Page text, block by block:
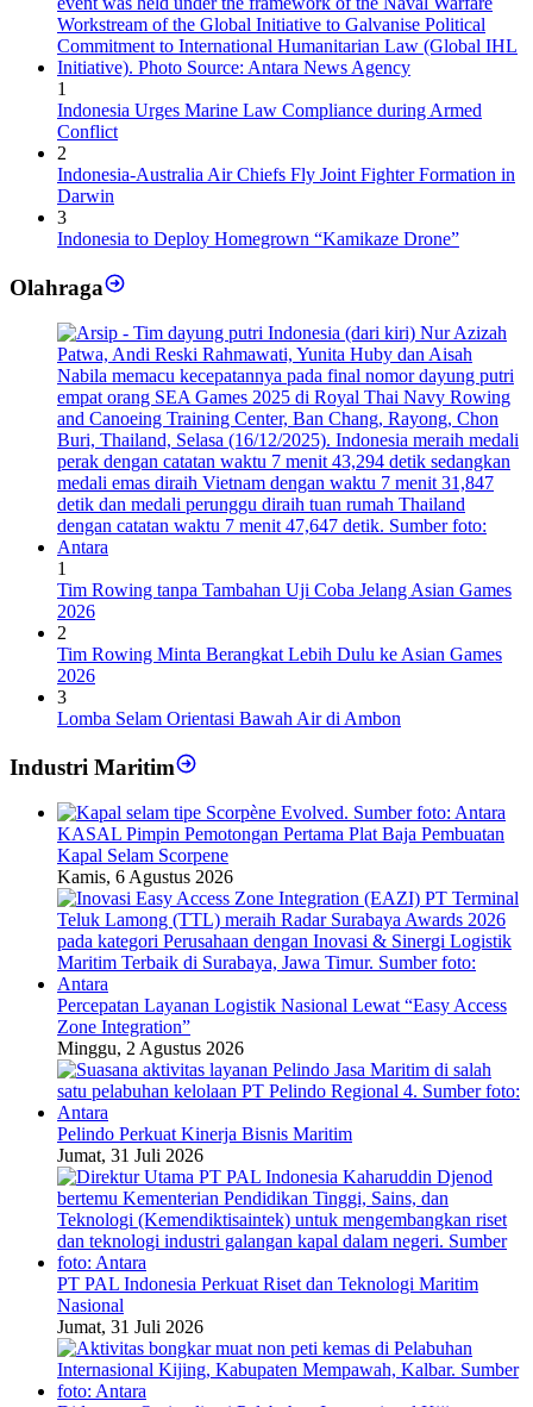
1
Indonesia Urges Marine Law Compliance during Armed
Conflict
2
Indonesia-Australia Air Chiefs Fly Joint Fighter Formation in
Darwin
3
Indonesia to Deploy Homegrown “Kamikaze Drone”
Olahraga
1
Tim Rowing tanpa Tambahan Uji Coba Jelang Asian Games
2026
2
Tim Rowing Minta Berangkat Lebih Dulu ke Asian Games
2026
3
Lomba Selam Orientasi Bawah Air di Ambon
Industri Maritim
KASAL Pimpin Pemotongan Pertama Plat Baja Pembuatan
Kapal Selam Scorpene
Kamis, 6 Agustus 2026
Percepatan Layanan Logistik Nasional Lewat “Easy Access
Zone Integration”
Minggu, 2 Agustus 2026
Pelindo Perkuat Kinerja Bisnis Maritim
Jumat, 31 Juli 2026
PT PAL Indonesia Perkuat Riset dan Teknologi Maritim
Nasional
Jumat, 31 Juli 2026